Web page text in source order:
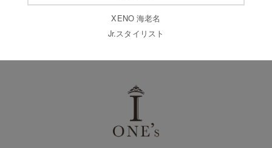
XENO 海老名
Jr.スタイリスト